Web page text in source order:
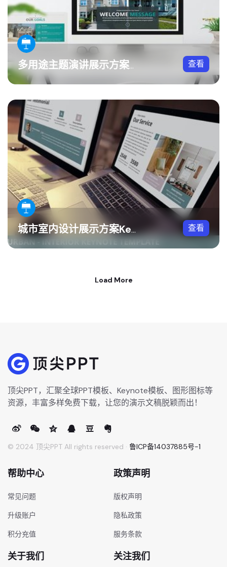
多用途主题演讲展示方案Keynote模板 查看
城市室内设计展示方案Keynote模板 查看
Load More
顶尖PPT，汇聚全球PPT模板、Keynote模板、图形图标等
资源，丰富多样免费下载，让您的演示文稿脱颖而出！
© 2024 顶尖PPT All rights reserved · 鲁ICP备14037885号-1
帮助中心
常见问题
升级账户
积分充值
政策声明
版权声明
隐私政策
服务条款
关于我们 关注我们